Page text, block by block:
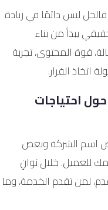
فالحل ليس دائمًا في زيادة
يبدأ من بناء
قوة المحتوى، تجربة
القرار.
احتياجات
اسم الشركة وبعض
للعميل. خلال ثوانٍ
لمن تقدم الخدمة، وما